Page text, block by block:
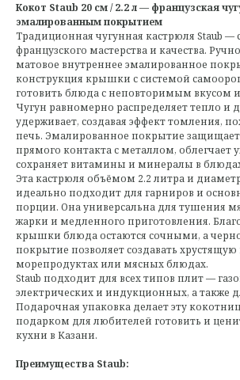
Кокот Staub 20 см / 2.2 л — французская
эмалированным покрытием
Традиционная чугунная кастрюля Staub —
французского мастерства и качества.
матовое внутреннее эмалированное
конструкция крышки с системой
готовить блюда с неповторимым вкусом
Чугун равномерно распределяет тепло и
удерживает, создавая эффект томления,
печь. Эмалированное покрытие
прямого контакта с металлом, облегчает
сохраняет витамины и минералы в
Эта кастрюля объёмом 2.2 литра и
идеально подходит для гарниров и
порции. Она универсальна для тушения
жарки и медленного приготовления.
крышки блюда остаются сочными, а
покрытие позволяет создавать
морепродуктах или мясных блюдах.
Staub подходит для всех типов плит —
электрических и индукционных, а также
Подарочная упаковка делает эту
подарком для любителей готовить и
кухни в Казани.
Преимущества Staub: